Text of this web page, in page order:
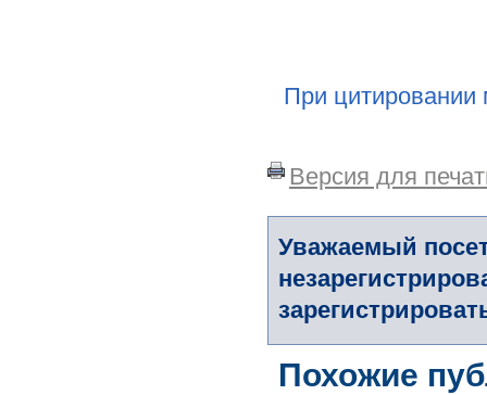
При цитировании
Версия для
Уважаемый
Похожие